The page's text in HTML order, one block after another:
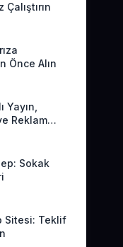
Önce Alın
Yayın,
Reklam
Sokak
Sitesi: Teklif